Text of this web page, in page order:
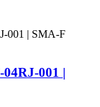
001 |